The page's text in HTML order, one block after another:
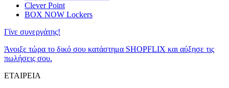
Clever Point
BOX NOW Lockers
Γίνε συνεργάτης!
Άνοιξε τώρα το δικό σου κατάστημα SHOPFLIX και αύξησε τις
πωλήσεις σου.
ΕΤΑΙΡΕΙΑ